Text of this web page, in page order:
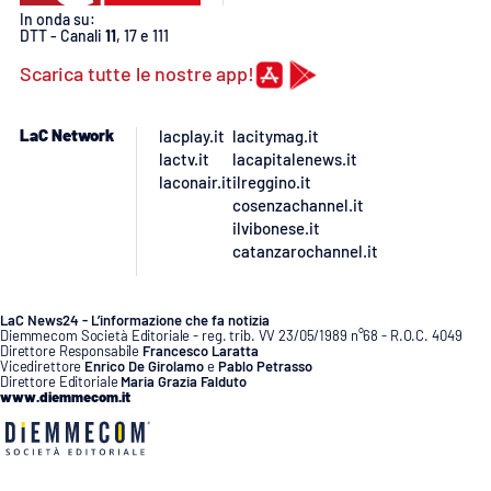
SPECIALI
LA
CALABRIAVISIONE
Storie
LAC
NETWORK
In onda su:
DTT - Canali 11, 17 e 111
Scarica tutte le nostre app!
LaC Network
lacplay.it
lactv.it
laconair.it
lacitymag.it
lacapitalenews.it
ilreggino.it
cosenzachannel.it
ilvibonese.it
catanzarochannel.it
LaC News24 - L’informazione che fa notizia
Diemmecom Società Editoriale - reg. trib. VV 23/05/1989 n°68 - R.O.C. 4049
Direttore Responsabile Francesco Laratta
Vicedirettore Enrico De GirolamoePablo Petrasso
Direttore Editoriale Maria Grazia Falduto
www.diemmecom.it